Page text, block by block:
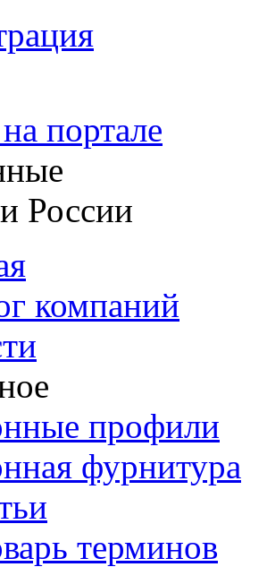
портале
России
компаний
профили
фурнитура
терминов